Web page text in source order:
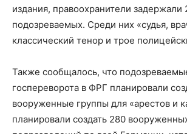
издания, правоохранители задержали
подозреваемых. Среди них «судья,
классический тенор и трое
Также сообщалось, что
госпереворота в ФРГ планировали
вооруженные группы для «арестов и
планировали создать 280